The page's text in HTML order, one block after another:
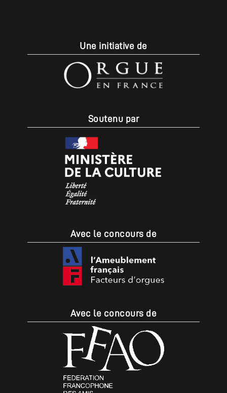
Une initiative de
Soutenu par
Avec le concours de
Avec le concours de